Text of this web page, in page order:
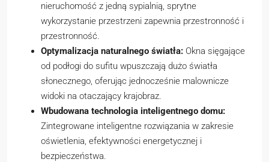
nieruchomość z jedną sypialnią, sprytne
wykorzystanie przestrzeni zapewnia przestronność i
przestronność.
Optymalizacja naturalnego światła: Okna sięgające
od podłogi do sufitu wpuszczają dużo światła
słonecznego, oferując jednocześnie malownicze
widoki na otaczający krajobraz.
Wbudowana technologia inteligentnego domu:
Zintegrowane inteligentne rozwiązania w zakresie
oświetlenia, efektywności energetycznej i
bezpieczeństwa.